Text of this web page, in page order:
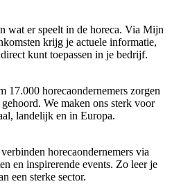
wat er speelt in de horeca. Via Mijn
krijg je actuele informatie,
kunt toepassen in je bedrijf.
17.000 horecaondernemers zorgen
We maken ons sterk voor
landelijk en in Europa.
horecaondernemers via
en inspirerende events. Zo leer je
een sterke sector.